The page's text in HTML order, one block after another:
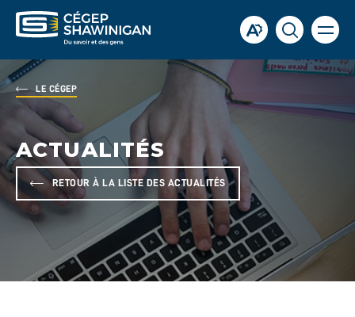
Ouvrir
la
barre
Ouvrir
la
fenêtre
Ouvrir
la
du
LE CÉGEP
ACTUALITÉS
RETOUR À LA LISTE DES ACTUALITÉS